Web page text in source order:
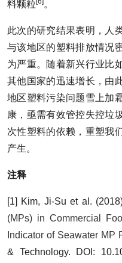
料颗粒
。
此次的研究结果表明，人
与该地区的塑料排放情况
为严重。随着新兴行业比
其他国家的迅速增长，由
地区塑料污染问题雪上加
康，亟需有效管控失控垃
次性塑料的依赖，重塑我
产生。
注释
[1] Kim, Ji-Su et al.
(MPs) in Commercial
Indicator of Seawater MP
& Technology. DOI: